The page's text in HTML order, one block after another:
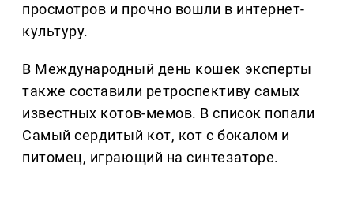
просмотров и прочно вошли в интернет-
культуру.
В Международный день кошек эксперты
также составили ретроспективу самых
известных котов-мемов. В список попали
Самый сердитый кот, кот с бокалом и
питомец, играющий на синтезаторе.